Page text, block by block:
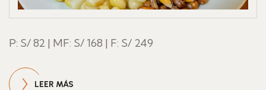
P: S/ 82 | MF: S/ 168 | F: S/ 249
LEER MÁS